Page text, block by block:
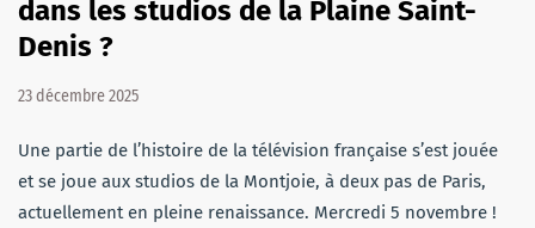
dans les studios de la Plaine Saint-
Denis ?
23 décembre 2025
Une partie de l’histoire de la télévision française s’est jouée
et se joue aux studios de la Montjoie, à deux pas de Paris,
actuellement en pleine renaissance. Mercredi 5 novembre !